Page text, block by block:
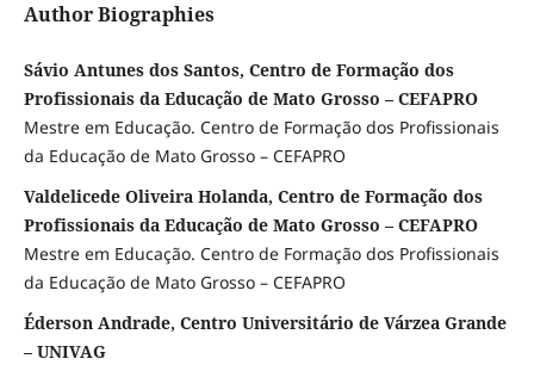
Author Biographies
Sávio Antunes dos Santos, Centro de Formação dos
Profissionais da Educação de Mato Grosso – CEFAPRO
Mestre em Educação. Centro de Formação dos Profissionais
da Educação de Mato Grosso – CEFAPRO
Valdelicede Oliveira Holanda, Centro de Formação dos
Profissionais da Educação de Mato Grosso – CEFAPRO
Mestre em Educação. Centro de Formação dos Profissionais
da Educação de Mato Grosso – CEFAPRO
Éderson Andrade, Centro Universitário de Várzea Grande
– UNIVAG